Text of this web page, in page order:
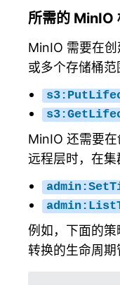
所需的 MinIO
MinIO 需要在
或多个存储桶范
MinIO 还需要
远程层时，在
例如，下面的
转换的生命周期